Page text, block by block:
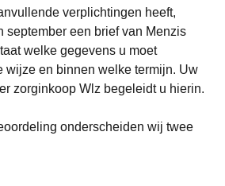
verplichtingen heeft,
september een brief van Menzis
welke gegevens u moet
wijze en binnen welke termijn. Uw
zorginkoop Wlz begeleidt u hierin.
onderscheiden wij twee